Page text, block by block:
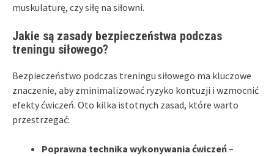
muskulaturę, czy siłę na siłowni.
Jakie są zasady bezpieczeństwa podczas
treningu siłowego?
Bezpieczeństwo podczas treningu siłowego ma kluczowe
znaczenie, aby zminimalizować ryzyko kontuzji i wzmocnić
efekty ćwiczeń. Oto kilka istotnych zasad, które warto
przestrzegać:
Poprawna technika wykonywania ćwiczeń–